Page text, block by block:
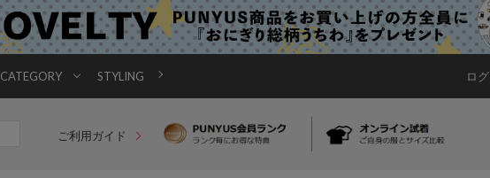
CATEGORY STYLING ロ
ご利用ガイド